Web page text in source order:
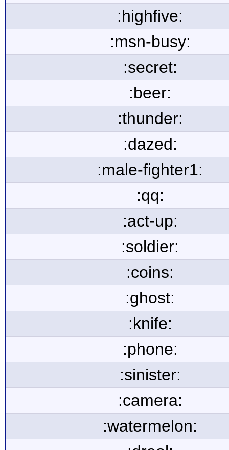
:highfive:
:msn-busy:
:secret:
:beer:
:thunder:
:dazed:
:male-fighter1:
:qq:
:act-up:
:soldier:
:coins:
:ghost:
:knife:
:phone:
:sinister:
:camera:
:watermelon: